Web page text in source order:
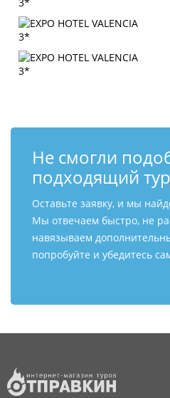
Не смогли
подходящий
Оставьте заявку, и мы
Мы отвечаем быстро, не
навязываем
попробуйте и убедитесь